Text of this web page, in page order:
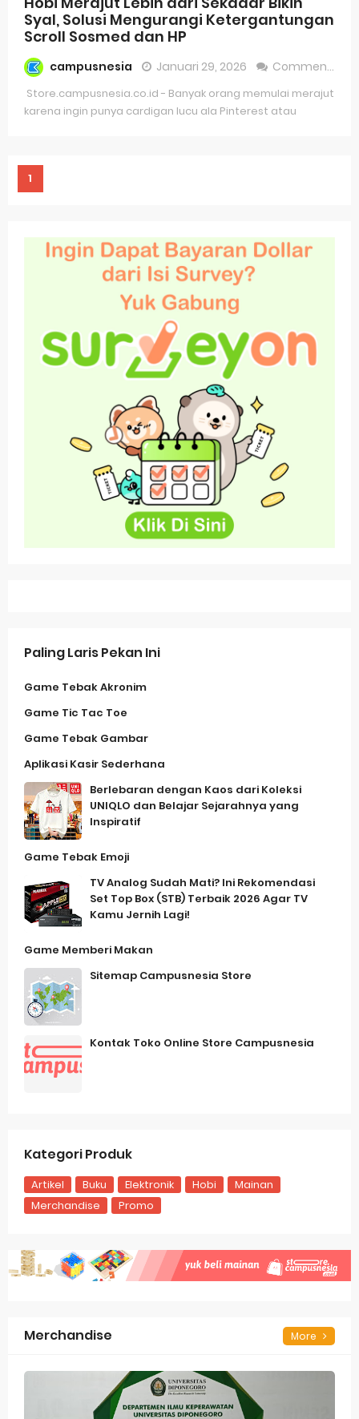
Syal, Solusi Mengurangi Ketergantungan
Scroll Sosmed dan HP
campusnesia Januari 29, 2026 Comment
Store.campusnesia.co.id - Banyak orang memulai merajut
karena ingin punya cardigan lucu ala Pinterest atau
1
Paling Laris Pekan Ini
Game Tebak Akronim
Game Tic Tac Toe
Game Tebak Gambar
Aplikasi Kasir Sederhana
Berlebaran dengan Kaos dari Koleksi
UNIQLO dan Belajar Sejarahnya yang
Inspiratif
Game Tebak Emoji
TV Analog Sudah Mati? Ini Rekomendasi
Set Top Box (STB) Terbaik 2026 Agar TV
Kamu Jernih Lagi!
Game Memberi Makan
Sitemap Campusnesia Store
Kontak Toko Online Store Campusnesia
Kategori Produk
Artikel Buku Elektronik Hobi
Mainan
Merchandise
Promo
Merchandise More